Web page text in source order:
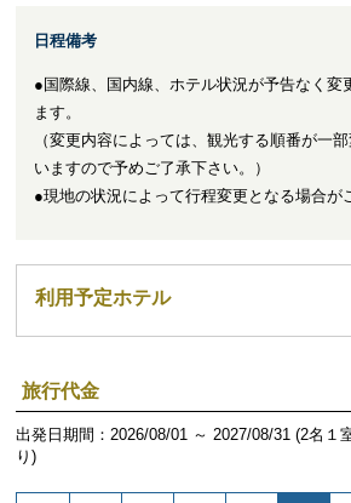
日程備考
●国際線、国内線、ホテル状況が予告なく変
ます。
（変更内容によっては、観光する順番が一
いますので予めご了承下さい。）
●現地の状況によって行程変更となる場合が
利用予定ホテル
旅行代金
出発日期間：2026/08/01 ～ 2027/08/31 (2名１
り)